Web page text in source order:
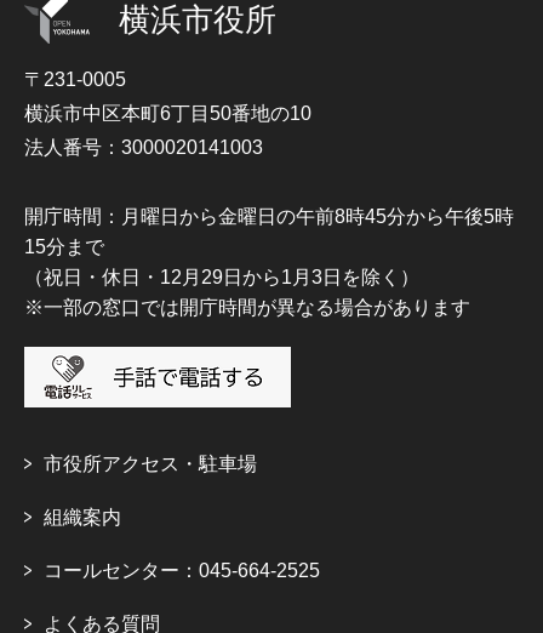
横浜市役所
〒231-0005
横浜市中区本町6丁目50番地の10
法人番号：3000020141003
開庁時間：月曜日から金曜日の午前8時45分から午後5時
15分まで
（祝日・休日・12月29日から1月3日を除く）
※一部の窓口では開庁時間が異なる場合があります
市役所アクセス・駐車場
組織案内
コールセンター：045-664-2525
よくある質問